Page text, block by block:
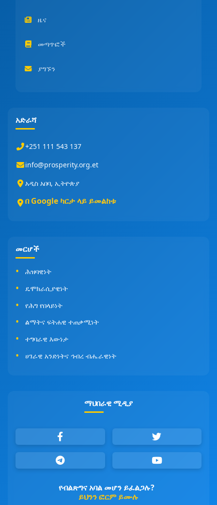
ዜና
መጣጥፎች
ያግኙን
አድራሻ
+251 111 543 137
info@prosperity.org.et
አዲስ አበባ, ኢትዮጵያ
በ Google ካርታ ላይ ይመልከቱ
መርሆች
ሕዝባዊነት
ዴሞክራሲያዊነት
የሕግ የበላይነት
ልማትና ፍትሐዊ ተጠቃሚነት
ተግባራዊ እውነታ
ሀገራዊ አንድነትና ኅብረ ብሔራዊነት
ማህበራዊ ሚዲያ
የብልጽግና አባል መሆን ይፈልጋሉ?
ይህንን ፎርም ይሙሉ